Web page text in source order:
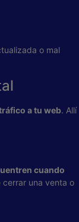
o mal
a tu web. Allí
cuando
cerrar una venta o